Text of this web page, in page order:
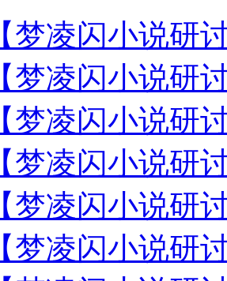
【梦凌闪小说研
【梦凌闪小说研
【梦凌闪小说研
【梦凌闪小说研
【梦凌闪小说研
【梦凌闪小说研